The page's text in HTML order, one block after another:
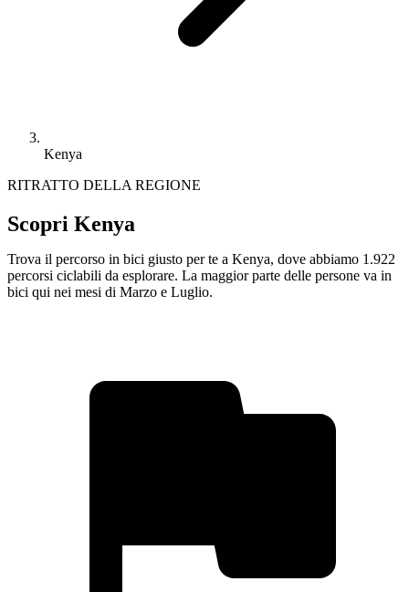
Kenya
RITRATTO DELLA REGIONE
Scopri Kenya
Trova il percorso in bici giusto per te a Kenya, dove abbiamo 1.922
percorsi ciclabili da esplorare. La maggior parte delle persone va in
bici qui nei mesi di Marzo e Luglio.